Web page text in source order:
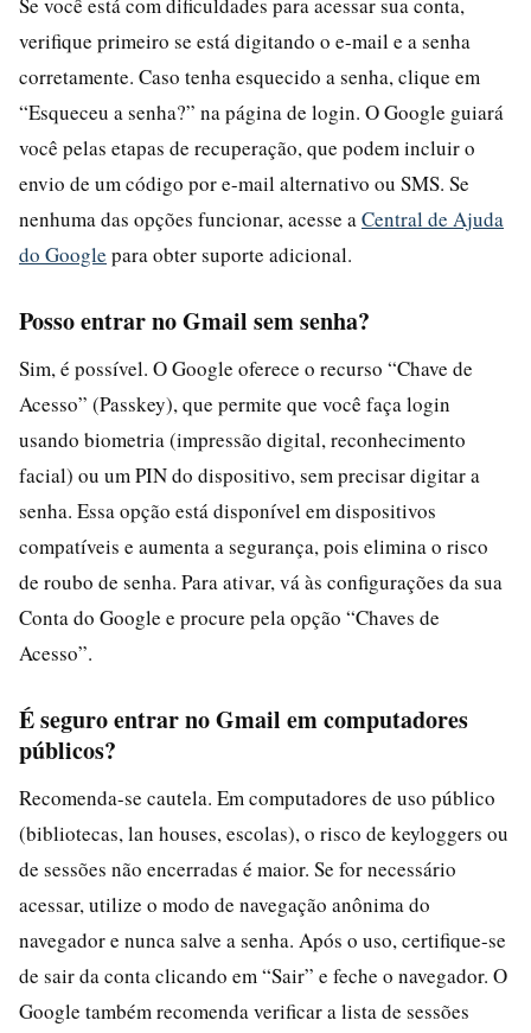
verifique primeiro se está digitando o e-mail e a senha
corretamente. Caso tenha esquecido a senha, clique em
“Esqueceu a senha?” na página de login. O Google guiará
você pelas etapas de recuperação, que podem incluir o
envio de um código por e-mail alternativo ou SMS. Se
nenhuma das opções funcionar, acesse a Central de Ajuda
do Google para obter suporte adicional.
Posso entrar no Gmail sem senha?
Sim, é possível. O Google oferece o recurso “Chave de
Acesso” (Passkey), que permite que você faça login
usando biometria (impressão digital, reconhecimento
facial) ou um PIN do dispositivo, sem precisar digitar a
senha. Essa opção está disponível em dispositivos
compatíveis e aumenta a segurança, pois elimina o risco
de roubo de senha. Para ativar, vá às configurações da sua
Conta do Google e procure pela opção “Chaves de
Acesso”.
É seguro entrar no Gmail em computadores
públicos?
Recomenda-se cautela. Em computadores de uso público
(bibliotecas, lan houses, escolas), o risco de keyloggers ou
de sessões não encerradas é maior. Se for necessário
acessar, utilize o modo de navegação anônima do
navegador e nunca salve a senha. Após o uso, certifique-se
de sair da conta clicando em “Sair” e feche o navegador. O
Google também recomenda verificar a lista de sessões